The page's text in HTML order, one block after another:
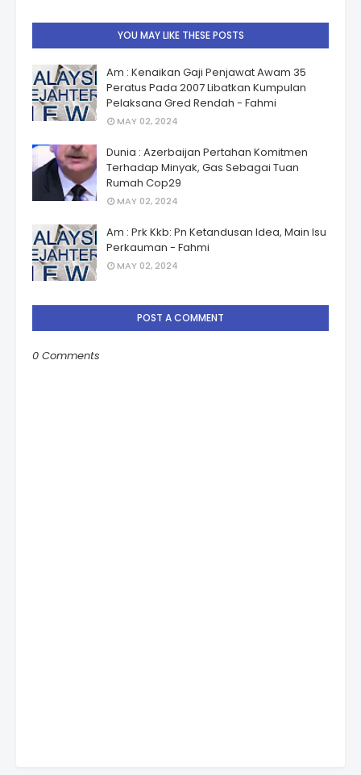
YOU MAY LIKE THESE POSTS
Am : Kenaikan Gaji Penjawat Awam 35
Peratus Pada 2007 Libatkan Kumpulan
Pelaksana Gred Rendah - Fahmi
MAY 02, 2024
Dunia : Azerbaijan Pertahan Komitmen
Terhadap Minyak, Gas Sebagai Tuan
Rumah Cop29
MAY 02, 2024
Am : Prk Kkb: Pn Ketandusan Idea, Main Isu
Perkauman - Fahmi
MAY 02, 2024
POST A COMMENT
0 Comments